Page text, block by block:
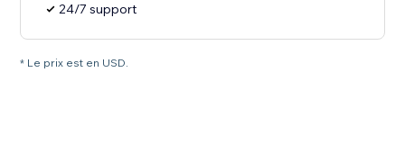
24/7 support
* Le prix est en USD.